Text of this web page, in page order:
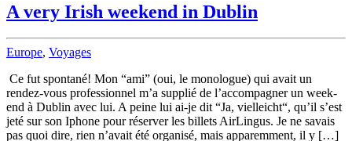
A very Irish weekend in Dublin
Europe, Voyages
Ce fut spontané! Mon “ami” (oui, le monologue) qui avait un
rendez-vous professionnel m’a supplié de l’accompagner un week-
end à Dublin avec lui. A peine lui ai-je dit “Ja, vielleicht“, qu’il s’est
jeté sur son Iphone pour réserver les billets AirLingus. Je ne savais
pas quoi dire, rien n’avait été organisé, mais apparemment, il y […]